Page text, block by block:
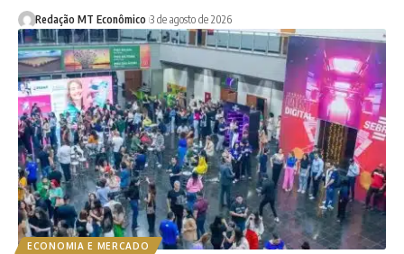
Redação MT Econômico 3 de agosto de 2026
ECONOMIA E MERCADO